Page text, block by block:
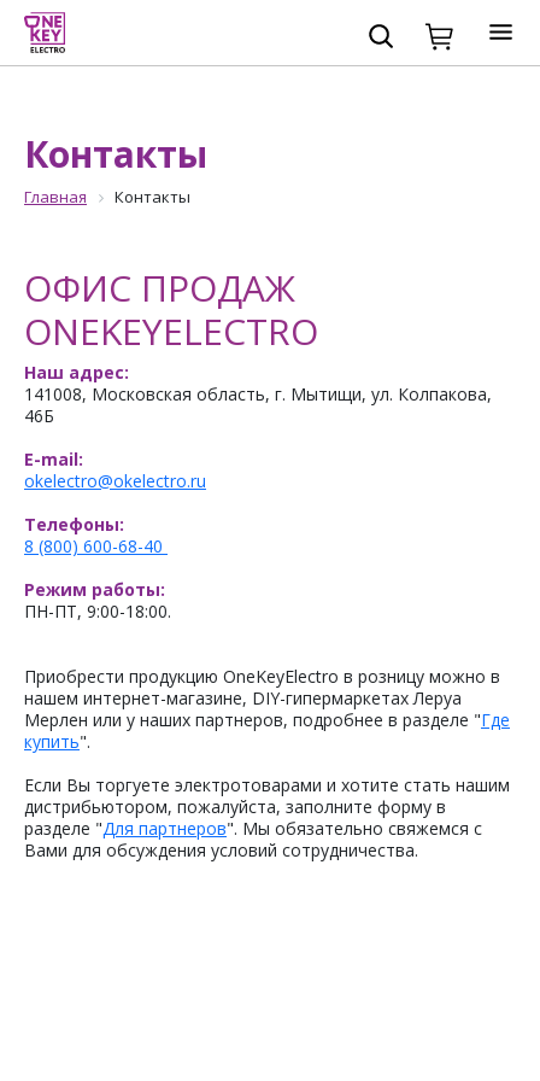
Контакты
Главная Контакты
ОФИС ПРОДАЖ
ONEKEYELECTRO
Наш адрес:
141008, Московская область, г. Мытищи, ул. Колпакова,
46Б
E-mail:
okelectro@okelectro.ru
Телефоны:
8 (800) 600-68-40
Режим работы:
ПН-ПТ, 9:00-18:00.
Приобрести продукцию OneKeyElectro в розницу можно в
нашем интернет-магазине, DIY-гипермаркетах Леруа
Мерлен или у наших партнеров, подробнее в разделе "Где
купить".
Если Вы торгуете электротоварами и хотите стать нашим
дистрибьютором, пожалуйста, заполните форму в
разделе "Для партнеров". Мы обязательно свяжемся с
Вами для обсуждения условий сотрудничества.